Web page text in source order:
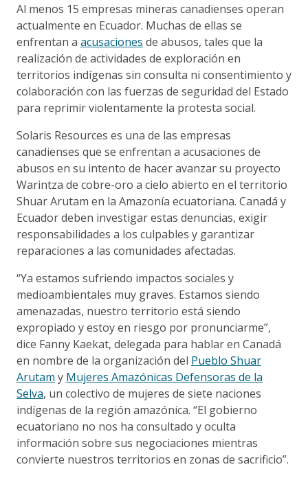
Al menos 15 empresas mineras canadienses operan
actualmente en Ecuador. Muchas de ellas se
enfrentan a acusaciones de abusos, tales que la
realización de actividades de exploración en
territorios indígenas sin consulta ni consentimiento y
colaboración con las fuerzas de seguridad del Estado
para reprimir violentamente la protesta social.
Solaris Resources es una de las empresas
canadienses que se enfrentan a acusaciones de
abusos en su intento de hacer avanzar su proyecto
Warintza de cobre-oro a cielo abierto en el territorio
Shuar Arutam en la Amazonía ecuatoriana. Canadá y
Ecuador deben investigar estas denuncias, exigir
responsabilidades a los culpables y garantizar
reparaciones a las comunidades afectadas.
“Ya estamos sufriendo impactos sociales y
medioambientales muy graves. Estamos siendo
amenazadas, nuestro territorio está siendo
expropiado y estoy en riesgo por pronunciarme”,
dice Fanny Kaekat, delegada para hablar en Canadá
en nombre de la organización del Pueblo Shuar
Arutam y Mujeres Amazónicas Defensoras de la
Selva, un colectivo de mujeres de siete naciones
indígenas de la región amazónica. “El gobierno
ecuatoriano no nos ha consultado y oculta
información sobre sus negociaciones mientras
convierte nuestros territorios en zonas de sacrificio”.